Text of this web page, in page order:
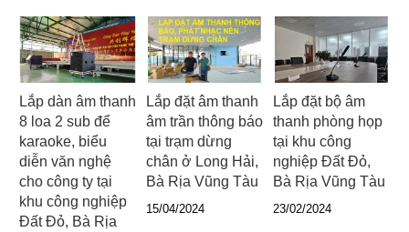
Lắp dàn âm thanh
8 loa 2 sub để
karaoke, biểu
diễn văn nghệ
cho công ty tại
khu công nghiệp
Đất Đỏ, Bà Rịa
Lắp đặt âm thanh
âm trần thông báo
tại trạm dừng
chân ở Long Hải,
Bà Rịa Vũng Tàu
15/04/2024
Lắp đặt bộ âm
thanh phòng họp
tại khu công
nghiệp Đất Đỏ,
Bà Rịa Vũng Tàu
23/02/2024